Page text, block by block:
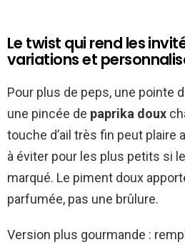
Le twist qui rend les
variations et
Pour plus de peps, une pointe
une pincée de paprika doux
touche d’ail très fin peut plaire
à éviter pour les plus petits si
marqué. Le piment doux
parfumée, pas une brûlure.
Version plus gourmande :